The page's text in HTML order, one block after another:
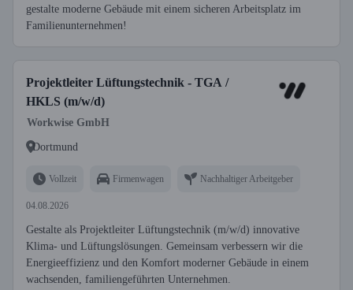
gestalte moderne Gebäude mit einem sicheren Arbeitsplatz im
Familienunternehmen!
Projektleiter Lüftungstechnik - TGA /
HKLS (m/w/d)
Workwise GmbH
Dortmund
Vollzeit Firmenwagen Nachhaltiger Arbeitgeber
04.08.2026
Gestalte als Projektleiter Lüftungstechnik (m/w/d) innovative
Klima- und Lüftungslösungen. Gemeinsam verbessern wir die
Energieeffizienz und den Komfort moderner Gebäude in einem
wachsenden, familiengeführten Unternehmen.